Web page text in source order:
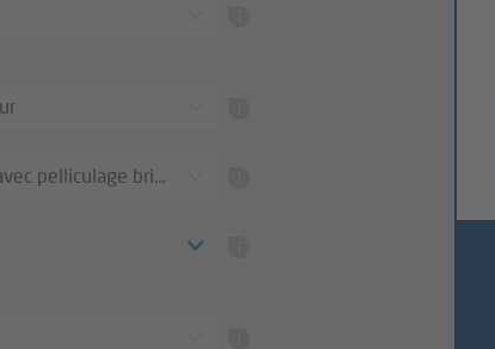
pelliculage brillant